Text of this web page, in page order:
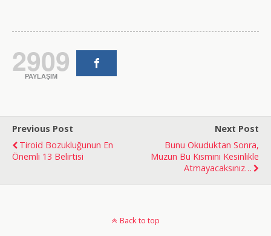
2909
PAYLAŞIM
Previous Post
Tiroid Bozukluğunun En
Önemli 13 Belirtisi
Next Post
Bunu Okuduktan Sonra,
Muzun Bu Kısmını Kesinlikle
Atmayacaksınız…
Back to top